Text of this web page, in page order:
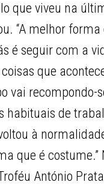
que viveu na
“A melhor forma
é seguir com a
que
vai recompondo-
habituais de
à
que é costume.”
António